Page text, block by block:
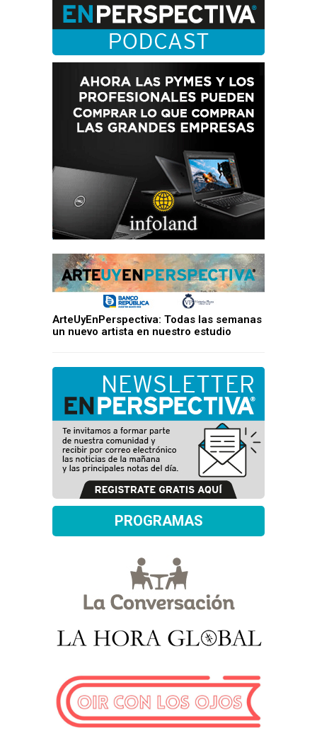
ArteUyEnPerspectiva: Todas las semanas
un nuevo artista en nuestro estudio
PROGRAMAS